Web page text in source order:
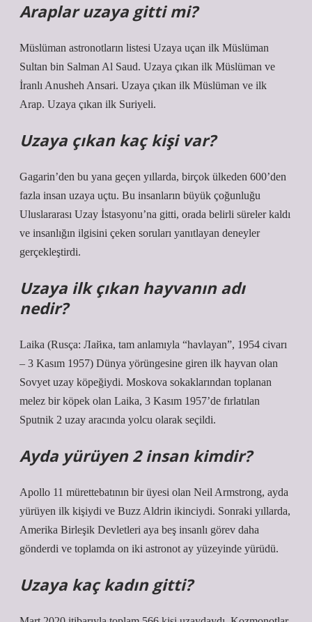
Araplar uzaya gitti mi?
Müslüman astronotların listesi Uzaya uçan ilk Müslüman
Sultan bin Salman Al Saud. Uzaya çıkan ilk Müslüman ve
İranlı Anusheh Ansari. Uzaya çıkan ilk Müslüman ve ilk
Arap. Uzaya çıkan ilk Suriyeli.
Uzaya çıkan kaç kişi var?
Gagarin’den bu yana geçen yıllarda, birçok ülkeden 600’den
fazla insan uzaya uçtu. Bu insanların büyük çoğunluğu
Uluslararası Uzay İstasyonu’na gitti, orada belirli süreler kaldı
ve insanlığın ilgisini çeken soruları yanıtlayan deneyler
gerçekleştirdi.
Uzaya ilk çıkan hayvanın adı
nedir?
Laika (Rusça: Лайка, tam anlamıyla “havlayan”, 1954 civarı
– 3 Kasım 1957) Dünya yörüngesine giren ilk hayvan olan
Sovyet uzay köpeğiydi. Moskova sokaklarından toplanan
melez bir köpek olan Laika, 3 Kasım 1957’de fırlatılan
Sputnik 2 uzay aracında yolcu olarak seçildi.
Ayda yürüyen 2 insan kimdir?
Apollo 11 mürettebatının bir üyesi olan Neil Armstrong, ayda
yürüyen ilk kişiydi ve Buzz Aldrin ikinciydi. Sonraki yıllarda,
Amerika Birleşik Devletleri aya beş insanlı görev daha
gönderdi ve toplamda on iki astronot ay yüzeyinde yürüdü.
Uzaya kaç kadın gitti?